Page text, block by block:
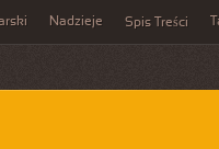
Nadzieje Spis Treści